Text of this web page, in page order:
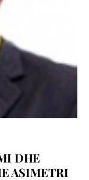
DHE
ASIMETRI